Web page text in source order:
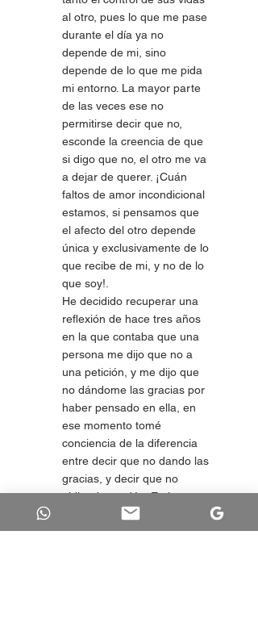
al otro, pues lo que me pase
durante el día ya no
depende de mi, sino
depende de lo que me pida
mi entorno. La mayor parte
de las veces ese no
permitirse decir que no,
esconde la creencia de que
si digo que no, el otro me va
a dejar de querer. ¡Cuán
faltos de amor incondicional
estamos, si pensamos que
el afecto del otro depende
única y exclusivamente de lo
que recibe de mi, y no de lo
que soy!.
He decidido recuperar una
reflexión de hace tres años
en la que contaba que una
persona me dijo que no a
una petición, y me dijo que
no dándome las gracias por
haber pensado en ella, en
ese momento tomé
conciencia de la diferencia
entre decir que no dando las
gracias, y decir que no
pidiendo perdón. En la
primera opción, dando las
gracias no nos sentimos